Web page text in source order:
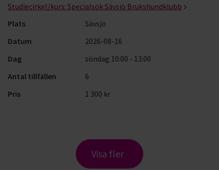
Studiecirkel/kurs: Specialsök Sävsjö Brukshundklubb
Plats
Sävsjö
Datum
2026-08-16
Dag
söndag 10:00 - 13:00
Antal tillfällen
6
Pris
1 300 kr
Visa fler